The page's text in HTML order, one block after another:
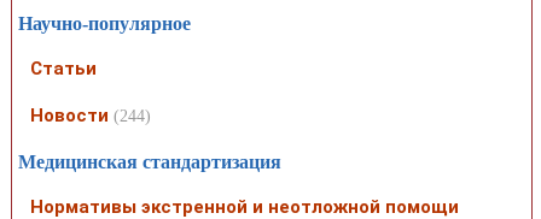
Научно-популярное
Статьи
Новости (244)
Медицинская стандартизация
Нормативы экстренной и неотложной помощи